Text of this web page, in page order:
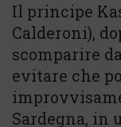
Il principe
Calderoni),
scomparire
evitare che
Sardegna, in